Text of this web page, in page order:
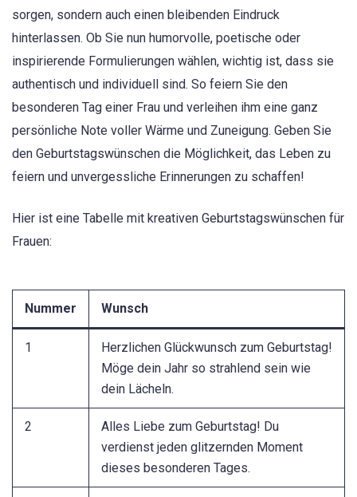
sorgen, sondern auch einen bleibenden Eindruck
hinterlassen. Ob Sie nun humorvolle, poetische oder
inspirierende Formulierungen wählen, wichtig ist, dass sie
authentisch und individuell sind. So feiern Sie den
besonderen Tag einer Frau und verleihen ihm eine ganz
persönliche Note voller Wärme und Zuneigung. Geben Sie
den Geburtstagswünschen die Möglichkeit, das Leben zu
feiern und unvergessliche Erinnerungen zu schaffen!
Hier ist eine Tabelle mit kreativen Geburtstagswünschen für
Frauen:
Nummer Wunsch
1
Herzlichen Glückwunsch zum Geburtstag!
Möge dein Jahr so strahlend sein wie
dein Lächeln.
2
Alles Liebe zum Geburtstag! Du
verdienst jeden glitzernden Moment
dieses besonderen Tages.